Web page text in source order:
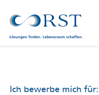
Ich bewerbe mich für: